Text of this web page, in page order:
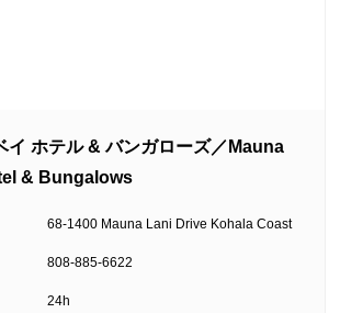
イ ホテル & バンガローズ／Mauna
& Bungalows
68-1400 Mauna Lani Drive Kohala Coast
808-885-6622
24h